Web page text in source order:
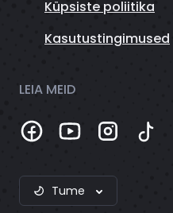
Küpsiste poliitika
Kasutustingimused
LEIA MEID
Tume